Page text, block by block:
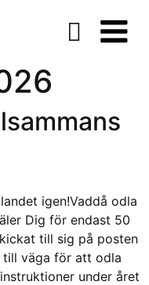
igen!Vaddå odla
Dig för endast 50
till sig på posten
till väga för att odla
under året